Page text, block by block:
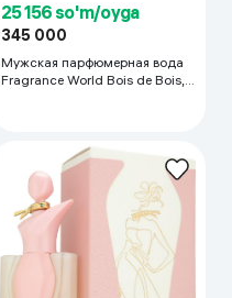
25 156 so'm/oyga
345 000
Мужская парфюмерная вода
Fragrance World Bois de Bois,